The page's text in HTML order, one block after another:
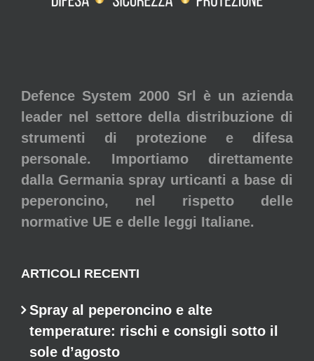
Defence System 2000 Srl è un azienda
leader nel settore della distribuzione di
strumenti di protezione e difesa
personale. Importiamo direttamente
dalla Germania spray urticanti a base di
peperoncino, nel rispetto delle
normative UE e delle leggi Italiane.
ARTICOLI RECENTI
Spray al peperoncino e alte
temperature: rischi e consigli sotto il
sole d’agosto